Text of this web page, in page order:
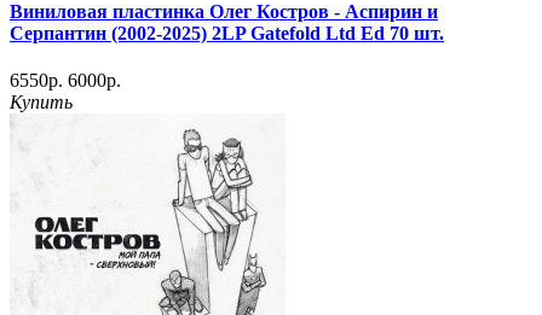
Виниловая пластинка Олег Костров - Аспирин и
Серпантин (2002-2025) 2LP Gatefold Ltd Ed 70 шт.
6550р. 6000р.
Купить